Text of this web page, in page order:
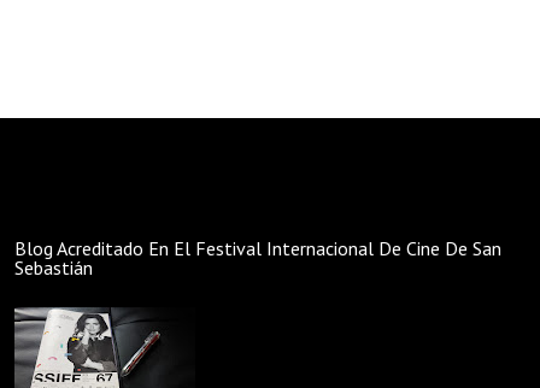
Blog Acreditado En El Festival Internacional De Cine De San
Sebastián